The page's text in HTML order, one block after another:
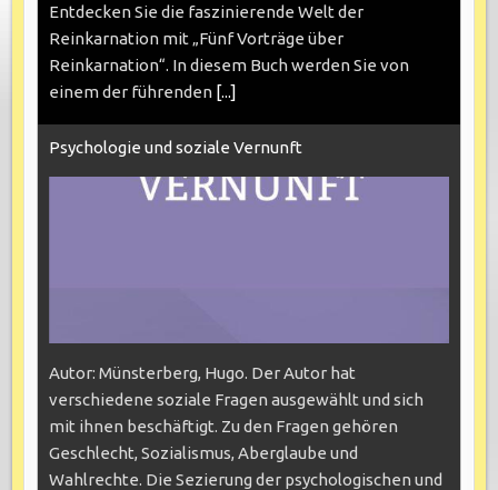
Entdecken Sie die faszinierende Welt der
Reinkarnation mit „Fünf Vorträge über
Reinkarnation“. In diesem Buch werden Sie von
einem der führenden [...]
Psychologie und soziale Vernunft
Autor: Münsterberg, Hugo. Der Autor hat
verschiedene soziale Fragen ausgewählt und sich
mit ihnen beschäftigt. Zu den Fragen gehören
Geschlecht, Sozialismus, Aberglaube und
Wahlrechte. Die Sezierung der psychologischen und